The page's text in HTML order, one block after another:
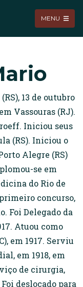
MENU
13 de outubro
Vassouras (RJ).
Iniciou seus
(RS). Iniciou o
Alegre (RS)
se em
do Rio de
primeiro concurso,
Foi Delegado da
Atuou como
em 1917. Serviu
em 1918, em
de cirurgia,
deslocado para